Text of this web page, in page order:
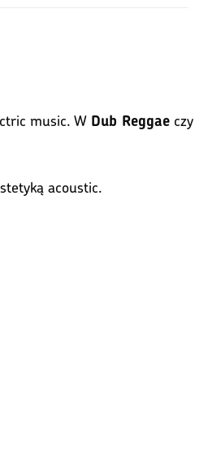
music. W Dub Reggae czy
acoustic.